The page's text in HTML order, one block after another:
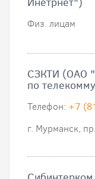
Физ. лицам
СЗКТИ (ОАО
по
Телефон: +7
г. Мурманск,